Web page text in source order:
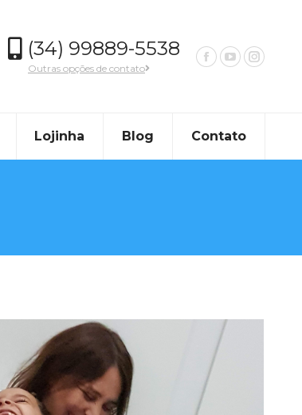
(34) 99889-5538
Outras opções de contato
Lojinha Blog Contato